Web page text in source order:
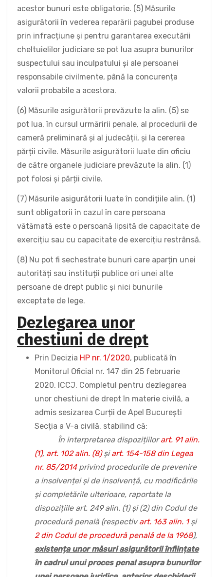
acestor bunuri este obligatorie. (5) Măsurile
asigurătorii în vederea reparării pagubei produse
prin infracțiune și pentru garantarea executării
cheltuielilor judiciare se pot lua asupra bunurilor
suspectului sau inculpatului și ale persoanei
responsabile civilmente, până la concurența
valorii probabile a acestora.
(6) Măsurile asigurătorii prevăzute la alin. (5) se
pot lua, în cursul urmăririi penale, al procedurii de
cameră preliminară și al judecății, și la cererea
părții civile. Măsurile asigurătorii luate din oficiu
de către organele judiciare prevăzute la alin. (1)
pot folosi și părții civile.
(7) Măsurile asigurătorii luate în condițiile alin. (1)
sunt obligatorii în cazul în care persoana
vătămată este o persoană lipsită de capacitate de
exercițiu sau cu capacitate de exercițiu restrânsă.
(8) Nu pot fi sechestrate bunuri care aparțin unei
autorități sau instituții publice ori unei alte
persoane de drept public și nici bunurile
exceptate de lege.
Dezlegarea unor
chestiuni de drept
Prin Decizia HP nr. 1/2020, publicată în
Monitorul Oficial nr. 147 din 25 februarie
2020, ICCJ, Completul pentru dezlegarea
unor chestiuni de drept în materie civilă, a
admis sesizarea Curții de Apel București
Secția a V-a civilă, stabilind că:
În interpretarea dispozițiilorart. 91 alin.
(1), art. 102 alin. (8)șiart. 154-158 din Legea
nr. 85/2014privind procedurile de prevenire
a insolvenței și de insolvență, cu modificările
și completările ulterioare, raportate la
dispozițiile art. 249 alin. (1)și(2) din Codul de
procedură penală(respectiv art. 163 alin. 1și
2 din Codul de procedură penală de la 1968),
existența unor măsuri asigurătorii înființate
în cadrul unui proces penal asupra bunurilor